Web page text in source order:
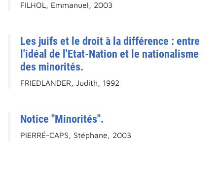
FILHOL, Emmanuel, 2003
Les juifs et le droit à la différence : entre
l'idéal de l'Etat-Nation et le nationalisme
des minorités.
FRIEDLANDER, Judith, 1992
Notice "Minorités".
PIERRÉ-CAPS, Stéphane, 2003